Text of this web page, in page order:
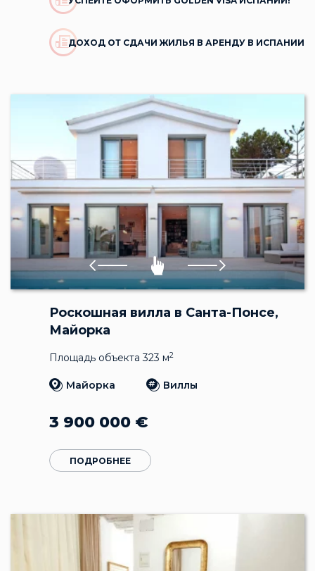
ДОХОД ОТ СДАЧИ ЖИЛЬЯ В АРЕНДУ В ИСПАНИИ
Роскошная вилла в Санта-Понсе,
Майорка
Площадь объекта 323 м2
Майорка Виллы
3 900 000 €
ПОДРОБНЕЕ